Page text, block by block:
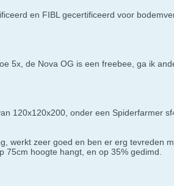
en FIBL gecertificeerd voor
5x, de Nova OG is een freebee, ga ik
120x120x200, onder een Spiderfarmer
werkt zeer goed en ben er erg tevreden
hoogte hangt, en op 35% gedimd.